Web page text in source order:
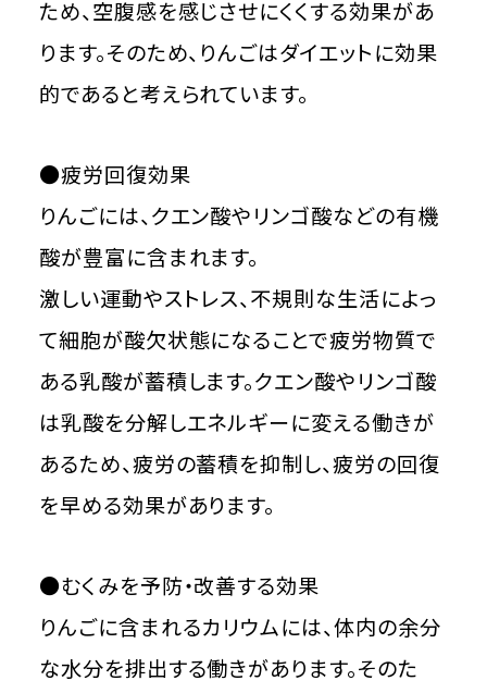
ため、空腹感を感じさせにくくする効果があ
ります。そのため、りんごはダイエットに効果
的であると考えられています。
●疲労回復効果
りんごには、クエン酸やリンゴ酸などの有機
酸が豊富に含まれます。
激しい運動やストレス、不規則な生活によっ
て細胞が酸欠状態になることで疲労物質で
ある乳酸が蓄積します。クエン酸やリンゴ酸
は乳酸を分解しエネルギーに変える働きが
あるため、疲労の蓄積を抑制し、疲労の回復
を早める効果があります。
●むくみを予防・改善する効果
りんごに含まれるカリウムには、体内の余分
な水分を排出する働きがあります。そのた